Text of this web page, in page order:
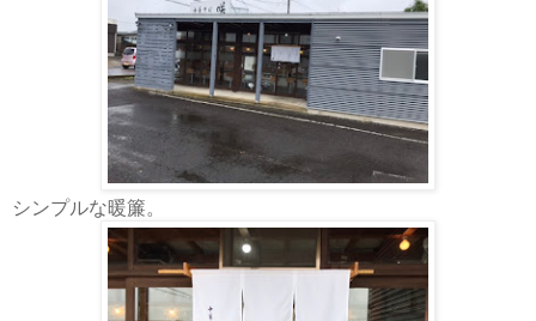
シンプルな暖簾。